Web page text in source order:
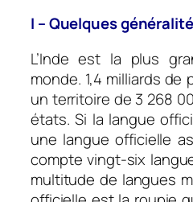
I – Quelques
L’Inde est la plus
monde. 1,4 milliards
un territoire de 3 268
états. Si la langue
une langue officielle
compte vingt-six
multitude de langues